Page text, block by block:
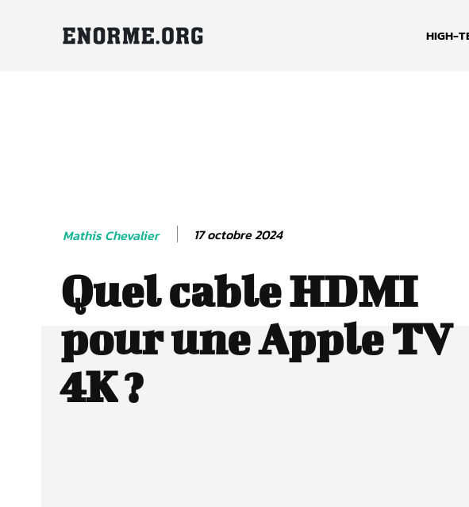
HIGH-
Mathis Chevalier 17 octobre 2024
Quel cable HDMI
pour une Apple TV
4K ?